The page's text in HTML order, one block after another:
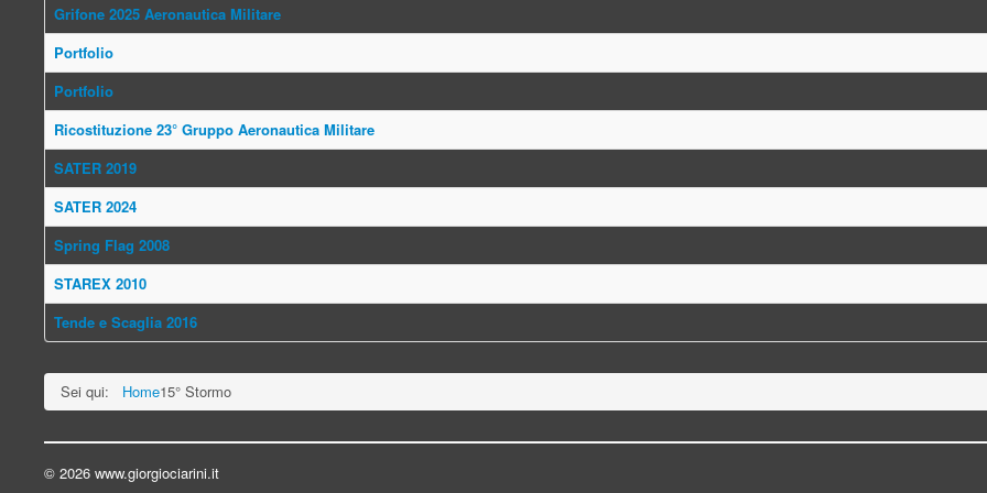
Grifone 2025 Aeronautica Militare
Portfolio
Portfolio
Ricostituzione 23° Gruppo Aeronautica Militare
SATER 2019
SATER 2024
Spring Flag 2008
STAREX 2010
Tende e Scaglia 2016
Sei qui: Home15° Stormo
© 2026 www.giorgiociarini.it